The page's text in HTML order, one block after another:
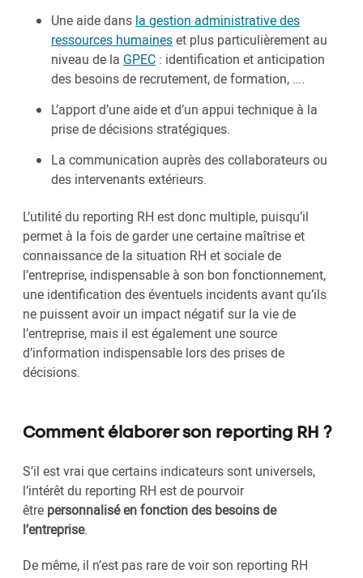
Une aide dans la gestion administrative des
ressources humaineset plus particulièrement au
niveau de la GPEC : identification et anticipation
des besoins de recrutement, de formation, ….
L’apport d’une aide et d’un appui technique à la
prise de décisions stratégiques.
La communication auprès des collaborateurs ou
des intervenants extérieurs.
L’utilité du reporting RH est donc multiple, puisqu’il
permet à la fois de garder une certaine maîtrise et
connaissance de la situation RH et sociale de
l’entreprise, indispensable à son bon fonctionnement,
une identification des éventuels incidents avant qu’ils
ne puissent avoir un impact négatif sur la vie de
l’entreprise, mais il est également une source
d’information indispensable lors des prises de
décisions.
Comment élaborer son reporting RH ?
S’il est vrai que certains indicateurs sont universels,
l’intérêt du reporting RH est de pourvoir
être personnalisé en fonction des besoins de
l’entreprise.
De même, il n’est pas rare de voir son reporting RH